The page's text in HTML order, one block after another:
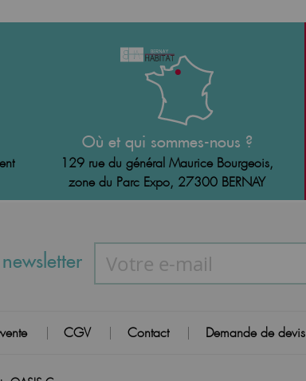
Où et qui sommes-nous ?
129 rue du général Maurice Bourgeois,
zone du Parc Expo, 27300 BERNAY
CGV Contact Demande de devis